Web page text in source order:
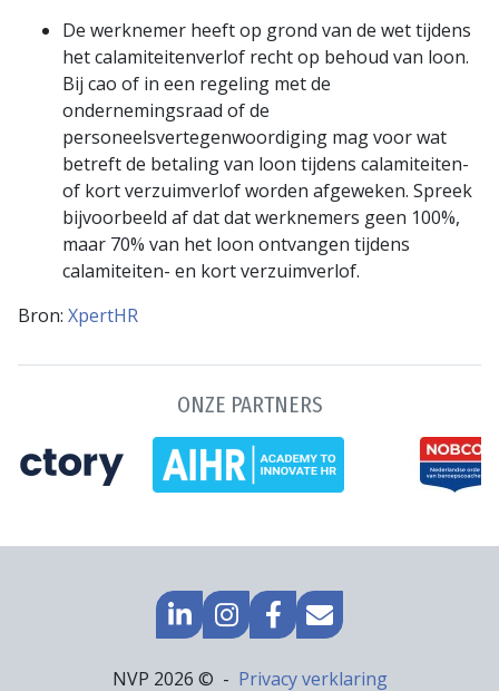
De werknemer heeft op grond van de wet tijdens
het calamiteitenverlof recht op behoud van loon.
Bij cao of in een regeling met de
ondernemingsraad of de
personeelsvertegenwoordiging mag voor wat
betreft de betaling van loon tijdens calamiteiten-
of kort verzuimverlof worden afgeweken. Spreek
bijvoorbeeld af dat dat werknemers geen 100%,
maar 70% van het loon ontvangen tijdens
calamiteiten- en kort verzuimverlof.
Bron: XpertHR
ONZE PARTNERS
GA
NAAR
LINKEDIN
GO
TO
INSTAGRAM
GA
NAAR
FACEBOOK
MAIL
NAAR
ONS
NVP 2026 © Footer
Privacy verklaring